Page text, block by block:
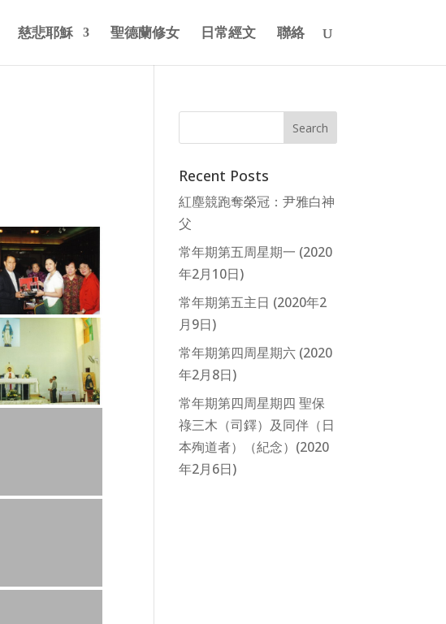
慈悲耶穌 聖德蘭修女 日常經文 聯絡
Recent Posts
紅塵競跑奪榮冠：尹雅白神
父
常年期第五周星期一 (2020
年2月10日)
常年期第五主日 (2020年2
月9日)
常年期第四周星期六 (2020
年2月8日)
常年期第四周星期四 聖保
祿三木（司鐸）及同伴（日
本殉道者）（紀念）(2020
年2月6日)